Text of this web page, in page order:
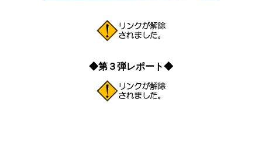
◆第３弾レポート◆